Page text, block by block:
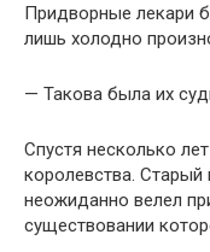
Придворные лекари
лишь холодно
— Такова была их
Спустя несколько
королевства. Старый
неожиданно велел
существовании